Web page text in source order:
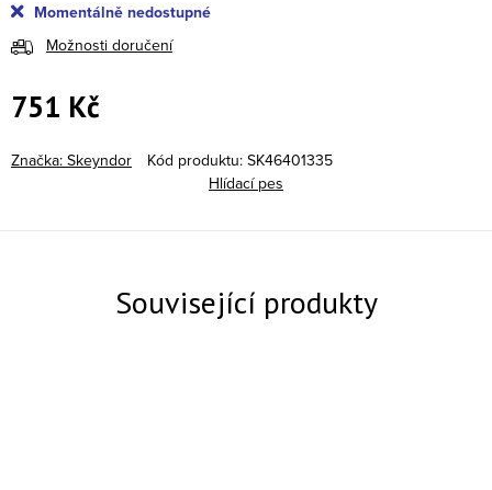
Momentálně nedostupné
Možnosti doručení
751 Kč
Značka: Skeyndor Kód produktu: SK46401335
Hlídací pes
Související produkty